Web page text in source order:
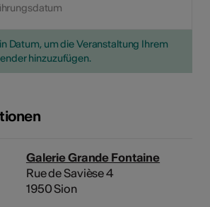
Datum, um die Veranstaltung Ihrem
hinzuzufügen.
Galerie Grande Fontaine
Rue de Savièse 4
1950 Sion